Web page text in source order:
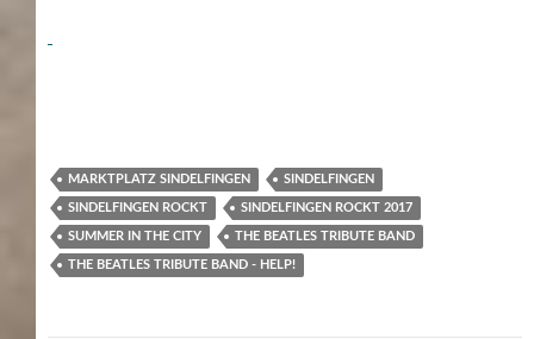
MARKTPLATZ SINDELFINGEN SINDELFINGEN
SINDELFINGEN ROCKT SINDELFINGEN ROCKT 2017
SUMMER IN THE CITY THE BEATLES TRIBUTE BAND
THE BEATLES TRIBUTE BAND - HELP!